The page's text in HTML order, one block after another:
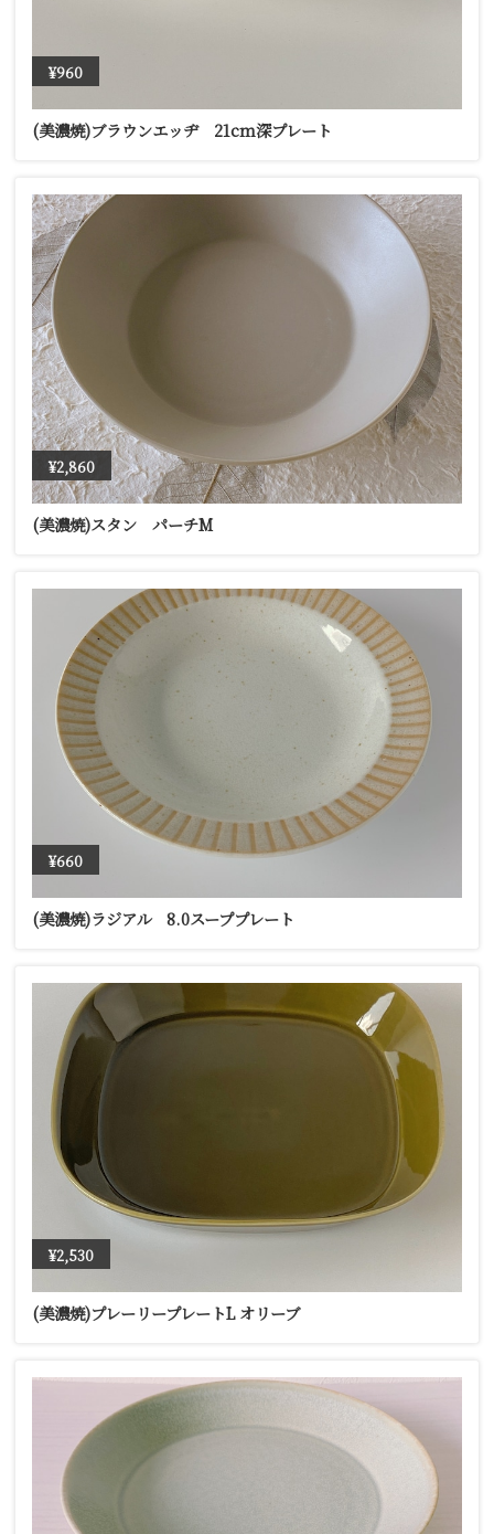
¥960
(美濃焼)ブラウンエッヂ 21cm深プレート
¥2,860
(美濃焼)スタン パーチM
¥660
(美濃焼)ラジアル 8.0スーププレート
¥2,530
(美濃焼)プレーリープレートL オリーブ